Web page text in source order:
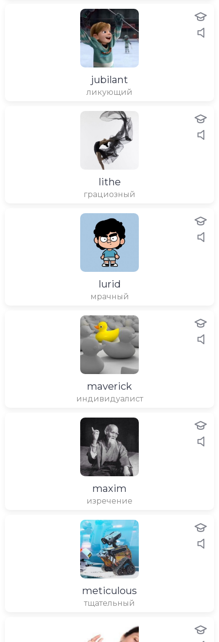
jubilant
ликующий
lithe
грациозный
lurid
мрачный
maverick
индивидуалист
maxim
изречение
meticulous
тщательный